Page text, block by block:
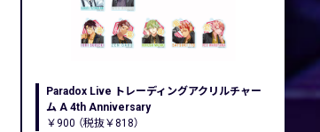
Paradox Live トレーディングアクリルチャー
ム A 4th Anniversary
￥900 （税抜￥818）